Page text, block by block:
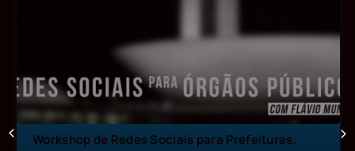
Workshop de Redes Sociais para Prefeituras,